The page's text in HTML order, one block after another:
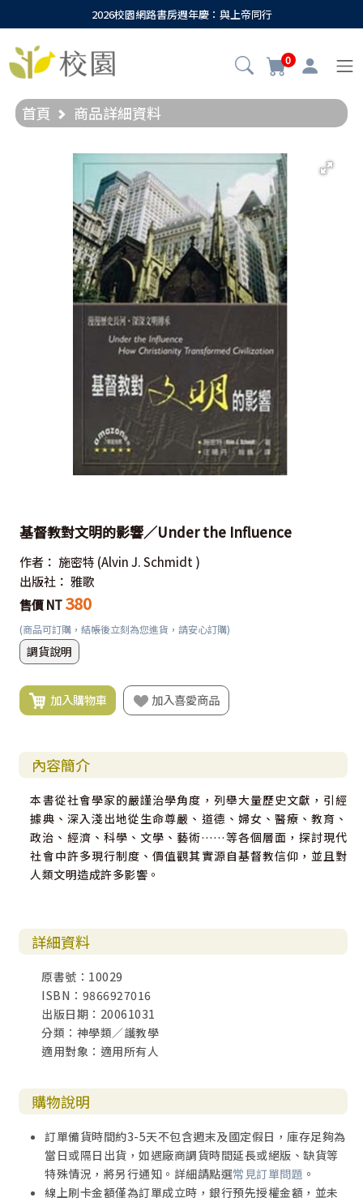
2026校園網路書房週年慶：與上帝同行
0
首頁 商品詳細資料
基督教對文明的影響／Under the Influence
作者： 施密特 (Alvin J. Schmidt )
出版社： 雅歌
售價 NT 380
(商品可訂購，結帳後立刻為您進貨，請安心訂購)
調貨說明
加入購物車 加入喜愛商品
內容簡介
本書從社會學家的嚴謹治學角度，列舉大量歷史文獻，引經
據典、深入淺出地從生命尊嚴、道德、婦女、醫療、教育、
政治、經濟、科學、文學、藝術……等各個層面，探討現代
社會中許多現行制度、價值觀其實源自基督教信仰，並且對
人類文明造成許多影響。
詳細資料
原書號：10029
ISBN：9866927016
出版日期：20061031
分類：神學類／護教學
適用對象：適用所有人
購物說明
訂單備貨時間約3-5天不包含週末及國定假日，庫存足夠為
當日或隔日出貨，如遇廠商調貨時間延長或絕版、缺貨等
特殊情況，將另行通知。詳細請點選常見訂單問題 。
線上刷卡金額僅為訂單成立時，銀行預先授權金額，並未